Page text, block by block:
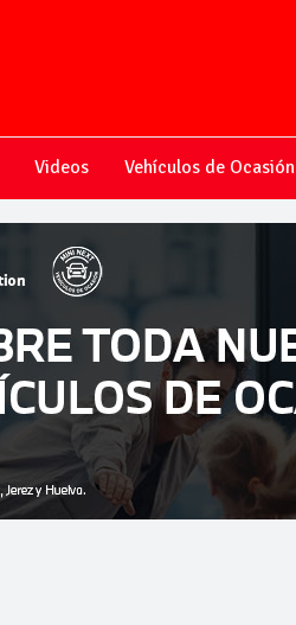
Videos Vehículos de Ocasión